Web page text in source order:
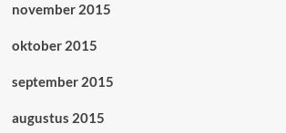
november 2015
oktober 2015
september 2015
augustus 2015